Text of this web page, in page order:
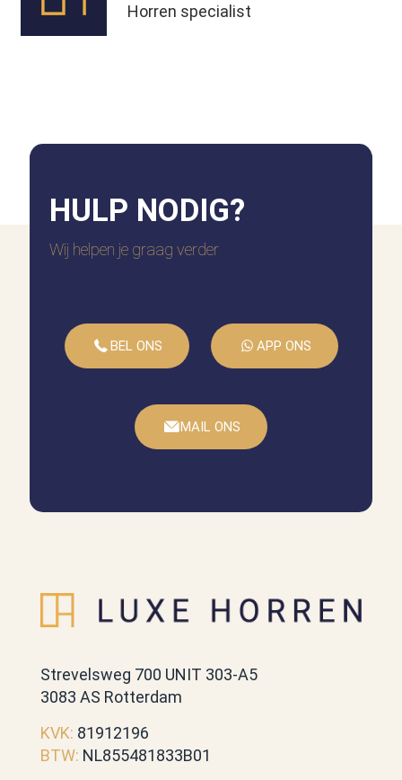
Horren specialist
HULP NODIG?
Wij helpen je graag verder
BEL ONS APP ONS
MAIL ONS
Strevelsweg 700 UNIT 303-A5
3083 AS Rotterdam
KVK: 81912196
BTW: NL855481833B01